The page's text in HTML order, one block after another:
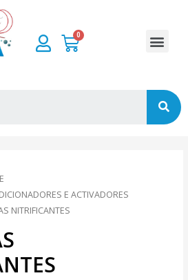
E ACTIVADORES
NITRIFICANTES